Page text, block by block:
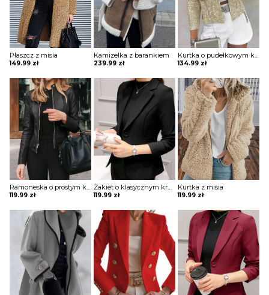
Płaszcz z misia
149.99 zł
Kamizelka z barankiem
239.99 zł 134.99 zł
119.99 zł
Żakiet o klasycznym kroju z przeszyciami
119.99 zł
Kurtka z misia
119.99 zł